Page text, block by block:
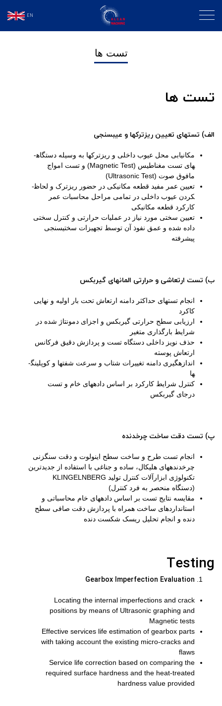
EN
تست ها
تست­ ها
الف) تست­های تعیین ریزترک­ها و عیب­سنجی
مکان­یابی محل عیوب داخلی و ریزترک­ها به وسیله دستگاه­
های تست مغناطیس (Magnetic Test) و تست امواج
مافوق صوت (Ultrasonic Test)
تعیین عمر مفید قطعه مکانیکی در حضور ریزترک و لحاظ­
کردن عیوب داخلی در تمامی مراحل محاسبات عمر
کارکرد قطعه مکانیکی
تعیین سختی مورد نیاز در عملیات حرارتی و کنترل سختی
داده شده و عمق نفوذ آن توسط تجهیزات سختی­سنجی
پیشرفته
ب) تست ارتعاشی و حرارتی المان­های گیربکس
انجام تست­های حداکثر دامنه ارتعاش تحت بار اولیه و نهایی
کاکرد
ارزیابی سطح حرارتی گیربکس و اجزای دمونتاژ شده در
شرایط بارگذاری متغیر
حذف نویز داخلی دستگاه تست و پردازش دقیق فرکانس
ارتعاش پوسته
اندازه­گیری دامنه تغییرات شتاب و سرعت شفت­ها و کوپلینگ­
ها
کنترل شرایط کارکرد بر اساس داده­های خام و تست
درجای گیربکس
پ) تست دقت ساخت چرخدنده
انجام تست طرح و ساخت سطح اینولوت و دقت سنگ­زنی
چرخدنده­های هلیکال، ساده و جناغی با استفاده از جدیدترین
تکنولوژی ابزارآلات کنترل تولید KLINGELNBERG
(دستگاه منحصر به فرد کنترل)
مقایسه نتایج تست بر اساس داده­های خام محاسباتی و
استانداردهای ساخت همراه با پردازش دقت صافی سطح
دنده و انجام تحلیل ریسک شکست دنده
Testing
Gearbox Imperfection Evaluation
Locating the internal imperfections and crack
positions by means of Ultrasonic graphing and
Magnetic tests
Effective services life estimation of gearbox parts
with taking account the existing micro-cracks and
flaws
Service life correction based on comparing the
required surface hardness and the heat-treated
hardness value provided